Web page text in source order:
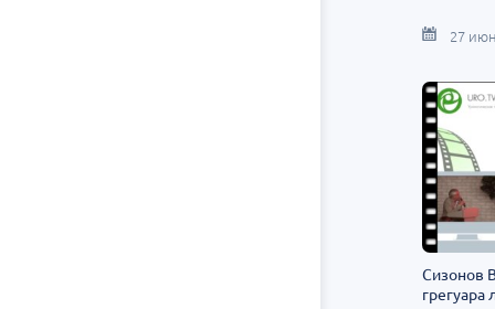
27
Сизонов
грегуара